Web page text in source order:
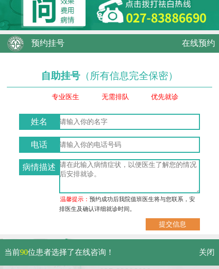
预约挂号 在线预约
自助挂号 （所有信息完全保密）
专业医生 无需排队 优先就诊
姓名
电话
病情描述
温馨提示：预约成功后我院值班医生将与您联系，安
排医生及确认详细就诊时间。
武汉市硚口区解放大道479号
当前90位患者选择了在线咨询！ 关闭